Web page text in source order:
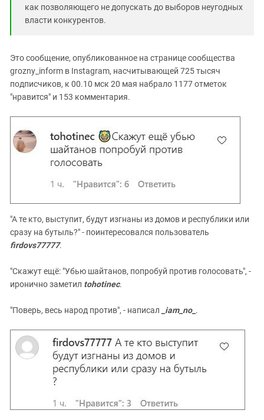
как позволяющего не допускать до выборов неугодных
власти конкурентов.
Это сообщение, опубликованное на странице сообщества
grozny_inform в Instagram, насчитывающей 725 тысяч
подписчиков, к 00.10 мск 20 мая набрало 1177 отметок
"нравится" и 153 комментария.
"А те кто, выступит, будут изгнаны из домов и республики или
сразу на бутыль?" - поинтересовался пользователь
firdovs77777.
"Скажут ещё: "Убью шайтанов, попробуй против голосовать", -
иронично заметил tohotinec.
"Поверь, весь народ против", - написал _iam_no_ .